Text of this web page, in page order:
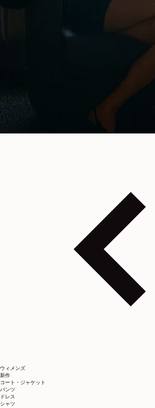
ウィメンズ
新作
コート・ジャケット
パンツ
ドレス
シャツ